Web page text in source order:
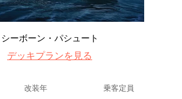
シーボーン・パシュート
デッキプランを見る
改装年 乗客定員